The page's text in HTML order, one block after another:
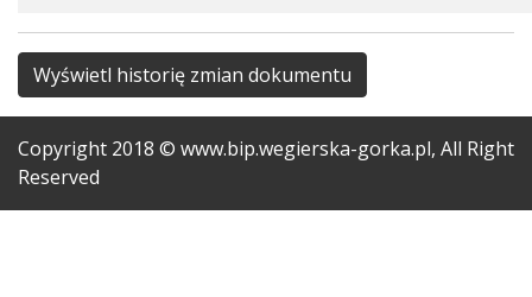
Wyświetl historię zmian dokumentu
Copyright 2018 © www.bip.wegierska-gorka.pl, All Right
Reserved